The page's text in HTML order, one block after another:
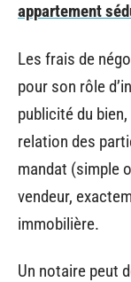
appartement
Les frais de
pour son rôle
publicité du
relation des
mandat (simple
vendeur,
immobilière.
Un notaire peut